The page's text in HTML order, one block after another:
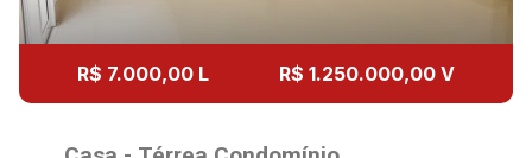
13
Aug/Thu
12:00
R$ 7.000,00 L R$ 1.250.000,00 V